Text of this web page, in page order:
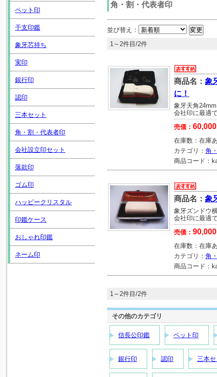
角・割・代表者印
並び替え：
1～2件目/2件
商品名： 象
に！
象牙天角
会社印に最適
売価： 60,000
在庫数： 在庫
カテゴリ： 角
商品コード：
商品名： 象
象牙ズンドウ
会社印に最適
売価： 90,000
在庫数： 在庫
カテゴリ： 角
商品コード：
1～2件目/2件
その他のカテゴリ
信長公印鑑 ペット印
銀行印 認印 三本
ペット印
干支印鑑
象牙芯持ち
実印
銀行印
認印
三本セット
角・割・代表者印
会社設立印セット
落款印
ゴム印
ハッピークリスタル
印鑑ケース
おしゃれ印鑑
ネーム印